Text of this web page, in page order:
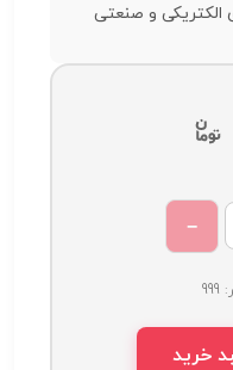
الکتریکی و صنعتی
−
خرید